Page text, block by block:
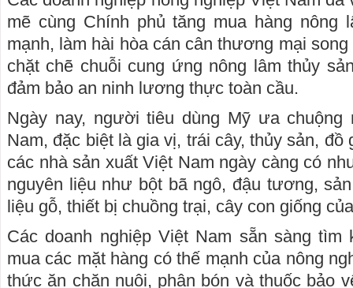
mẽ cùng Chính phủ tăng mua hàng nông
mạnh, làm hài hòa cán cân thương mại
chặt chẽ chuỗi cung ứng nông lâm thủy
đảm bảo an ninh lương thực toàn cầu.
Ngày nay, người tiêu dùng Mỹ ưa chuộng
Nam, đặc biệt là gia vị, trái cây, thủy sản, đồ
các nhà sản xuất Việt Nam ngày càng có
nguyên liệu như bột bã ngô, đậu tương,
liệu gỗ, thiết bị chuồng trại, cây con giống
Các doanh nghiệp Việt Nam sẵn sàng
mua các mặt hàng có thế mạnh của nông
thức ăn chăn nuôi, phân bón và thuốc bảo